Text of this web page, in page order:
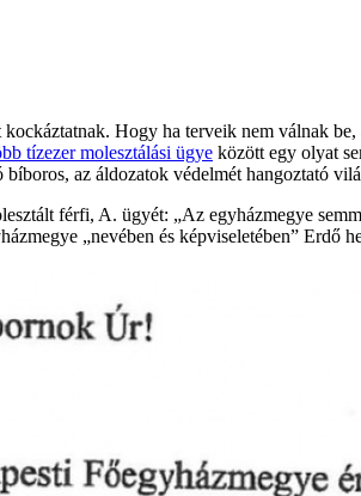
Hogy ha terveik nem válnak
tízezer molesztálási ügye között egy olyat
az áldozatok védelmét hangoztató
férfi, A. ügyét: „Az egyházmegye
„nevében és képviseletében” Erdő